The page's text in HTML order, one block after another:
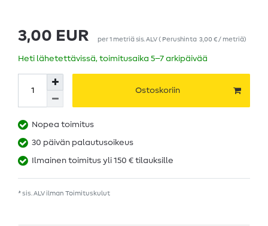
3,00 EUR per1 metriäsis. ALV( Perushinta 3,00 € / metriä)
Heti lähetettävissä, toimitusaika 5–7 arkipäivää
Ostoskoriin
Nopea toimitus
30 päivän palautusoikeus
Ilmainen toimitus yli 150 € tilauksille
* sis. ALV ilman Toimituskulut